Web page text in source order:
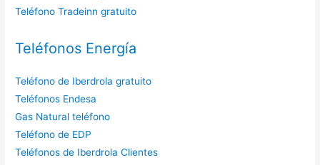
Teléfono Tradeinn gratuito
Teléfonos Energía
Teléfono de Iberdrola gratuito
Teléfonos Endesa
Gas Natural teléfono
Teléfono de EDP
Teléfonos de Iberdrola Clientes